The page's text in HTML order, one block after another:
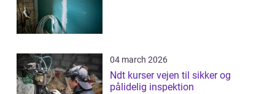
04 march 2026
Ndt kurser vejen til sikker og
pålidelig inspektion